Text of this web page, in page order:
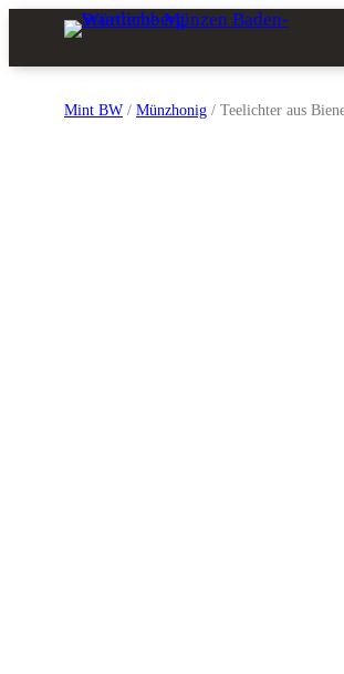
springen
Mint BW / Münzhonig / Teelichter aus